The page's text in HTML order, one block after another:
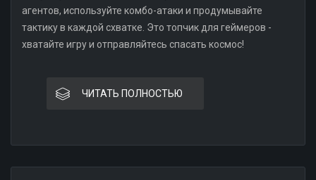
агентов, используйте комбо-атаки и продумывайте
тактику в каждой схватке. Это топчик для геймеров -
хватайте игру и отправляйтесь спасать космос!
ЧИТАТЬ ПОЛНОСТЬЮ